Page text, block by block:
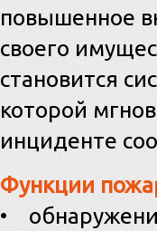
повышенное
своего
становится
которой
инциденте
Функции
•